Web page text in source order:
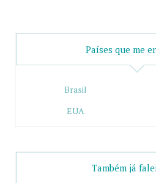
Países que me
Brasil
EUA
Também já